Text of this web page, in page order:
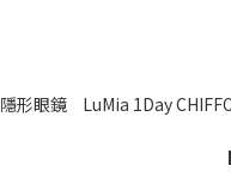
形眼鏡
LuMia 1Day